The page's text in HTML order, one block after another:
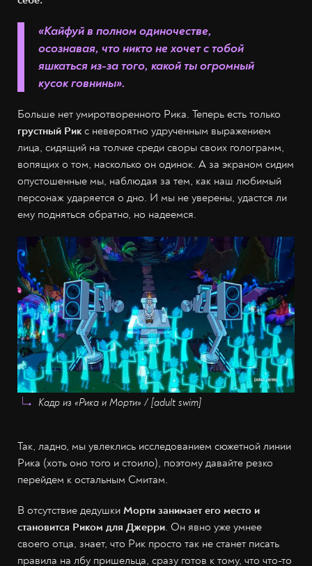
«Кайфуй в полном одиночестве,
осознавая, что никто не хочет с тобой
яшкаться из-за того, какой ты огромный
кусок говнины».
Больше нет умиротворенного Рика. Теперь есть только
грустный Рик с невероятно удрученным выражением
лица, сидящий на толчке среди своры своих голограмм,
вопящих о том, насколько он одинок. А за экраном сидим
опустошенные мы, наблюдая за тем, как наш любимый
персонаж ударяется о дно. И мы не уверены, удастся ли
ему подняться обратно, но надеемся.
Кадр из «Рика и Морти» / [adult swim]
Так, ладно, мы увлеклись исследованием сюжетной линии
Рика (хоть оно того и стоило), поэтому давайте резко
перейдем к остальным Смитам.
В отсутствие дедушки Морти занимает его место и
становится Риком для Джерри. Он явно уже умнее
своего отца, знает, что Рик просто так не станет писать
правила на лбу пришельца, сразу готов к тому, что что-то